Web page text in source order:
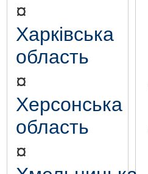
¤
Харківська
область
¤
Херсонська
область
¤